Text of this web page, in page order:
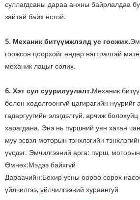
суллагдсаны дараа анхны байрлалдаа
зайтай байх ёстой.
5. Механик битүүмжлэлд ус гоожих.
гоожсон цоорхойг өндөр нягтралтай
механик лацыг солих.
6. Хэт сул суурилуулалт.Механик
болон хөдөлгөөнгүй цагирагийн нүүрийг
гадаргуугийн элэгдэлгүй, арчиж
харагдана. Энэ нь пүршний уян хатан
муу эсвэл моторын тэнхлэгийн
үүсдэг. Эмчилгээний арга: пүрш,
Өмнөх:Мэдээ байхгүй
Дараачийн:Бохир усны өөрөө сорох
үйлчилгээ, үйлчилгээний хураангуй